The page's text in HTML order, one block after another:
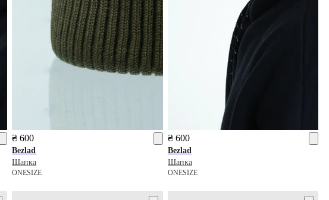
₴ 600
Bezlad
Шапка
ONESIZE
₴ 600
Bezlad
Шапка
ONESIZE